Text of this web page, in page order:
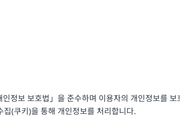
인정보 보호법」을 준수하며 이용자의 개인정보를
(쿠키)을 통해 개인정보를 처리합니다.